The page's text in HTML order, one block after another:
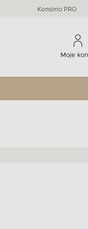
Konsimo PRO
Moje
Komody, szafki
-33 %
Liczba produktów:60
Liczba produktów:274